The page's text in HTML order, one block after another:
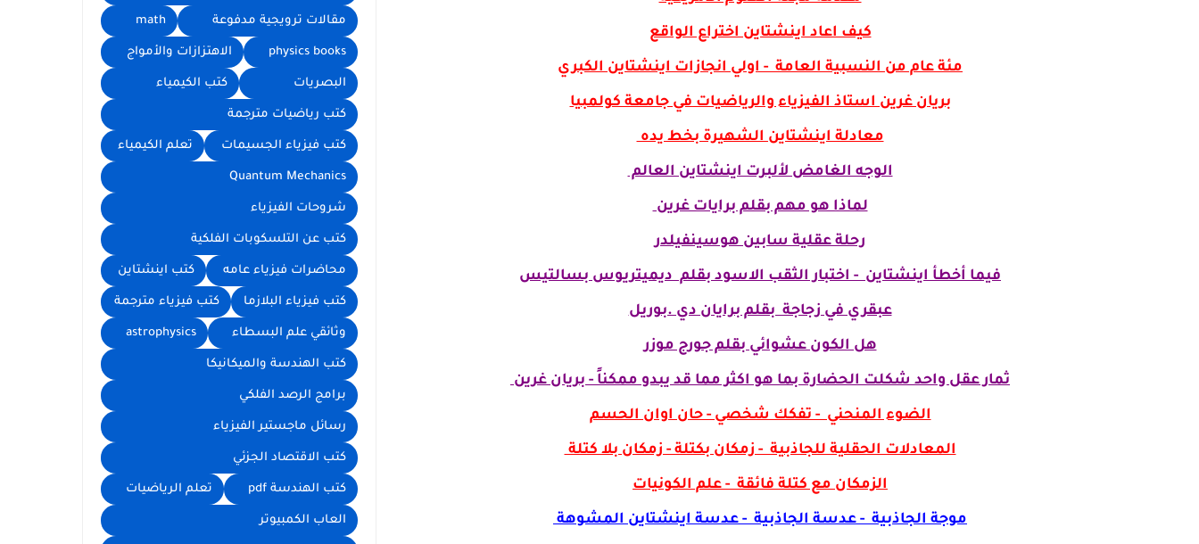
كيف اعاد اينشتاين اختراع الواقع
مئة عام من النسبية العامة - اولي انجازات اينشتاين الكبري
بريان غرين استاذ الفيزياء والرياضيات في جامعة كولمبيا
معادلة اينشتاين الشهيرة بخط يده
الوجه الغامض لألبرت اينشتاين العالم
لماذا هو مهم بقلم برايات غرين
رحلة عقلية سابين هوسينفيلدر
فيما أخطأ اينشتاين - اختبار الثقب الاسود بقلم ديميتريوس بسالتيس
عبقري في زجاجة بقلم برايان دي .بوريل
هل الكون عشوائي بقلم جورج موزر
ثمار عقل واحد شكلت الحضارة بما هو اكثر مما قد يبدو ممكناً - بريان غرين
الضوء المنحني - تفكك شخصي - حان اوان الحسم
المعادلات الحقلية للجاذبية - زمكان بكتلة - زمكان بلا كتلة
الزمكان مع كتلة فائقة - علم الكونيات
موجة الجاذبية - عدسة الجاذبية - عدسة اينشتاين المشوهة
مقالات ترويجية مدفوعة math
physics books الاهتزازات والأمواج
البصريات كتب الكيمياء
كتب رياضيات مترجمة
كتب فيزياء الجسيمات تعلم الكيمياء
Quantum Mechanics
شروحات الفيزياء
كتب عن التلسكوبات الفلكية
محاضرات فيزياء عامه كتب اينشتاين
كتب فيزياء البلازما كتب فيزياء مترجمة
وثائقي علم البسطاء astrophysics
كتب الهندسة والميكانيكا
برامج الرصد الفلكي
رسائل ماجستير الفيزياء
كتب الاقتصاد الجزئي
كتب الهندسة pdf تعلم الرياضيات
العاب الكمبيوتر